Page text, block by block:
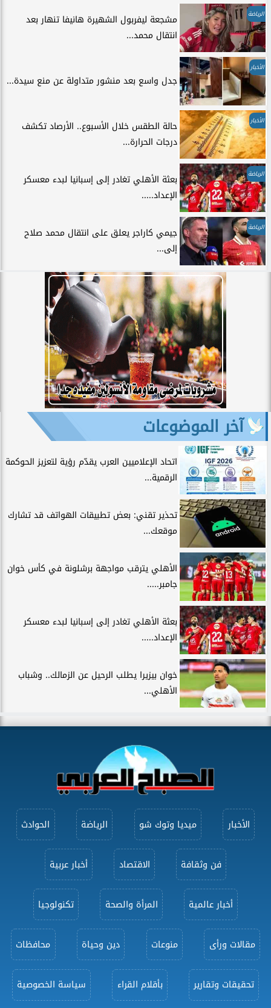
الرياضة
مشجعة ليفربول الشهيرة هانيفا تنهار بعد
انتقال محمد...
الأخبار
جدل واسع بعد منشور متداولة عن منع سيدة...
الأخبار
حالة الطقس خلال الأسبوع.. الأرصاد تكشف
درجات الحرارة...
الرياضة
بعثة الأهلي تغادر إلى إسبانيا لبدء معسكر
الإعداد.....
الرياضة
جيمي كاراجر يعلق على انتقال محمد صلاح
إلى...
آخر الموضوعات
اتحاد الإعلاميين العرب يقدّم رؤية لتعزيز الحوكمة
الرقمية...
تحذير تقني: بعض تطبيقات الهواتف قد تشارك
موقعك...
الأهلي يترقب مواجهة برشلونة في كأس خوان
جامبر.....
بعثة الأهلي تغادر إلى إسبانيا لبدء معسكر
الإعداد.....
خوان بيزيرا يطلب الرحيل عن الزمالك.. وشباب
الأهلي...
الأخبار ميديا وتوك شو الرياضة الحوادث
فن وثقافة الاقتصاد أخبار عربية
أخبار عالمية المرأة والصحة تكنولوجيا
مقالات ورأى منوعات دين وحياة محافظات
تحقيقات وتقارير بأقلام القراء سياسة الخصوصية